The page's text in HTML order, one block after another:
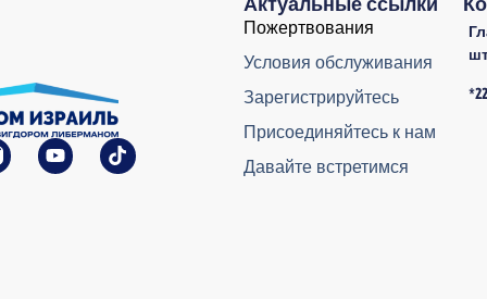
Актуальные ссылки
Пожертвования
Условия обслуживания
Зарегистрируйтесь
Присоединяйтесь к нам
Давайте встретимся